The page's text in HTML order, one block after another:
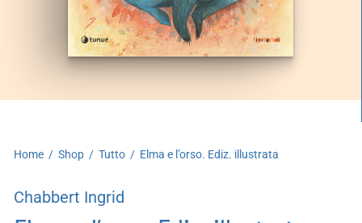
Home / Shop / Tutto / Elma e l’orso. Ediz. illustrata
Chabbert Ingrid